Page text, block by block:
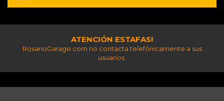
ATENCIÓN ESTAFAS!
RosarioGarage.com no contacta telefónicamente a sus
usuarios.